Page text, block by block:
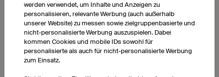
werden verwendet, um Inhalte und Anzeigen zu
personalisieren, relevante Werbung (auch außerhalb
unserer Website) zu messen sowie zielgruppenbasierte und
nicht-personalisierte Werbung auszuspielen. Dabei
kommen Cookies und mobile IDs sowohl für
personalisierte als auch für nicht-personalisierte Werbung
zum Einsatz.